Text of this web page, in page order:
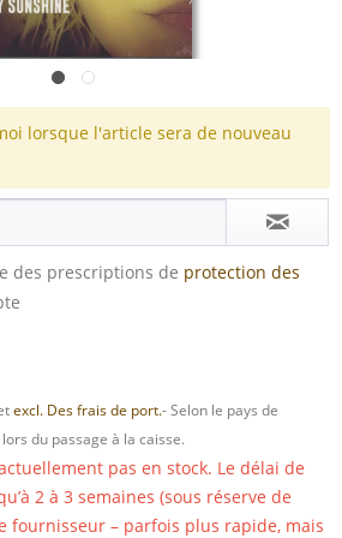
lorsque l'article sera de nouveau
des prescriptions de protection des
excl. Des frais de port.- Selon le pays de
du passage à la caisse.
pas en stock. Le délai de
2 à 3 semaines (sous réserve de
fournisseur – parfois plus rapide, mais